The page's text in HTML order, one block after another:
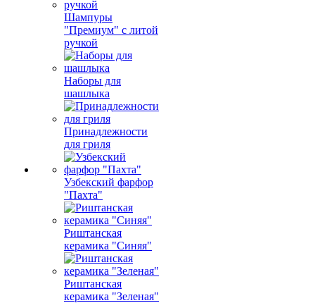
Шампуры
"Премиум" с литой
ручкой
Наборы для
шашлыка
Принадлежности
для гриля
Узбекский фарфор
"Пахта"
Риштанская
керамика "Синяя"
Риштанская
керамика "Зеленая"